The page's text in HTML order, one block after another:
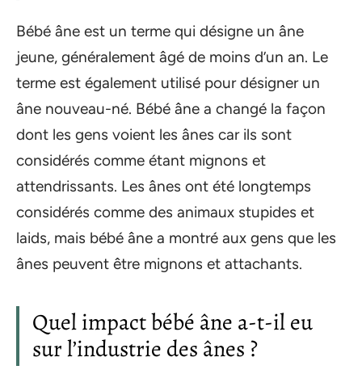
Bébé âne est un terme qui désigne un âne
jeune, généralement âgé de moins d’un an. Le
terme est également utilisé pour désigner un
âne nouveau-né. Bébé âne a changé la façon
dont les gens voient les ânes car ils sont
considérés comme étant mignons et
attendrissants. Les ânes ont été longtemps
considérés comme des animaux stupides et
laids, mais bébé âne a montré aux gens que les
ânes peuvent être mignons et attachants.
Quel impact bébé âne a-t-il eu
sur l’industrie des ânes ?